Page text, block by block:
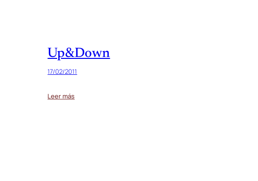
Up&Down
17/02/2011
Leer más